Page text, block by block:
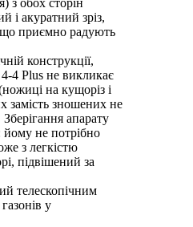
і акуратний зріз,
що приємно радують
конструкції,
4 Plus не викликає
на кущоріз і
замість зношених не
апарату
не потрібно
з легкістю
підвішений за
телескопічним
у